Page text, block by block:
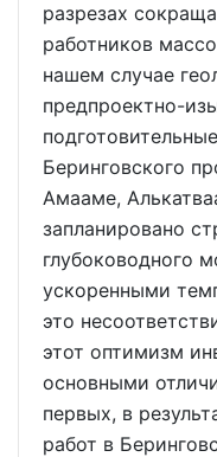
разрезах
работников
нашем случае
предпроектно-
Беринговского
Амааме,
запланировано
глубоководного
ускоренными
это
этот оптимизм
основными
первых, в
работ в